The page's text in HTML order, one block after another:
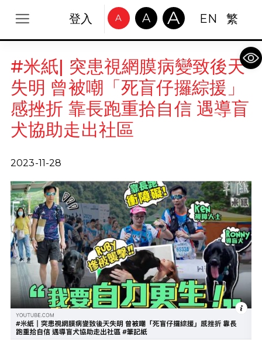
登入 A A A EN 繁
#米紙| 突患視網膜病變致後天
失明 曾被嘲「死盲仔攞綜援」
感挫折 靠長跑重拾自信 遇導盲
犬協助走出社區
2023-11-28